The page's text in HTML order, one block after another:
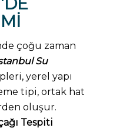
çoğu zaman
Su
yerel yapı
tipi, ortak hat
oluşur.
Tespiti